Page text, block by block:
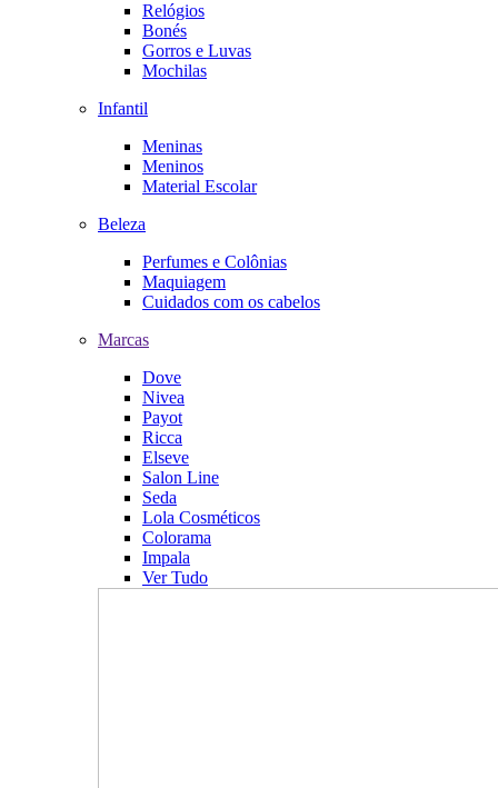
Relógios
Bonés
Gorros e Luvas
Mochilas
Infantil
Meninas
Meninos
Material Escolar
Beleza
Perfumes e Colônias
Maquiagem
Cuidados com os cabelos
Marcas
Dove
Nivea
Payot
Ricca
Elseve
Salon Line
Seda
Lola Cosméticos
Colorama
Impala
Ver Tudo